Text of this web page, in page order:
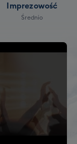
Imprezowość
Średnio